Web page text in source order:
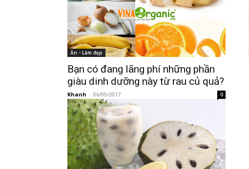
Ăn - Làm đẹp
Bạn có đang lãng phí những phần
giàu dinh dưỡng này từ rau củ quả?
Khanh - 06/09/2017 0